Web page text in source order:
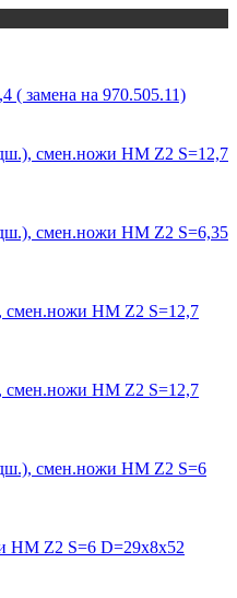
( замена на 970.505.11)
смен.ножи HM Z2 S=12,7
смен.ножи HM Z2 S=6,35
смен.ножи HM Z2 S=12,7
смен.ножи HM Z2 S=12,7
смен.ножи HM Z2 S=6
HM Z2 S=6 D=29x8x52